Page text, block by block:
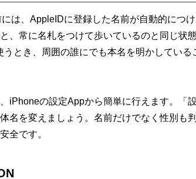
は、AppleIDに登録した名前が自動的につ
、常に名札をつけて歩いているのと同じ状
とき、周囲の誰にでも本名を明かしている
iPhoneの設定Appから簡単に行えます。「設
名を変えましょう。名前だけでなく性別も
全です。